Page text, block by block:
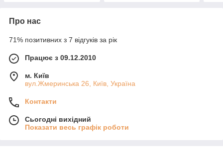
Про нас
71% позитивних з 7 відгуків за рік
Працює з 09.12.2010
м. Київ
вул.Жмеринська 26, Київ, Україна
Контакти
Сьогодні вихідний
Показати весь графік роботи